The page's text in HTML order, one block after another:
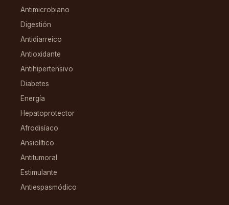
Antimicrobiano
Digestión
Antidiarreico
Antioxidante
Antihipertensivo
Diabetes
Energía
Hepatoprotector
Afrodisíaco
Ansiolítico
Antitumoral
Estimulante
Antiespasmódico